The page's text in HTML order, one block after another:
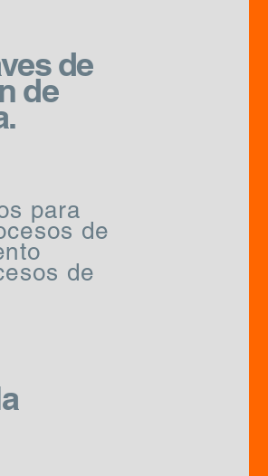
de
de
para
de
de